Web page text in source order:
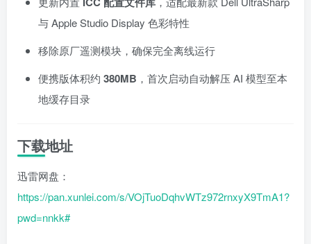
与 Apple Studio Display 色彩特性
移除原厂遥测模块，确保完全离线运行
便携版体积约 380MB ，首次启动自动解压 AI 模型至本
地缓存目录
下载地址
迅雷网盘：
https://pan.xunlei.com/s/VOjTuoDqhvWTz972rnxyX9TmA1?
pwd=nnkk#